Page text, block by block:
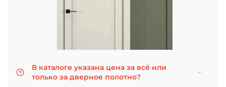
В каталоге указана цена за всё или
только за дверное полотно?